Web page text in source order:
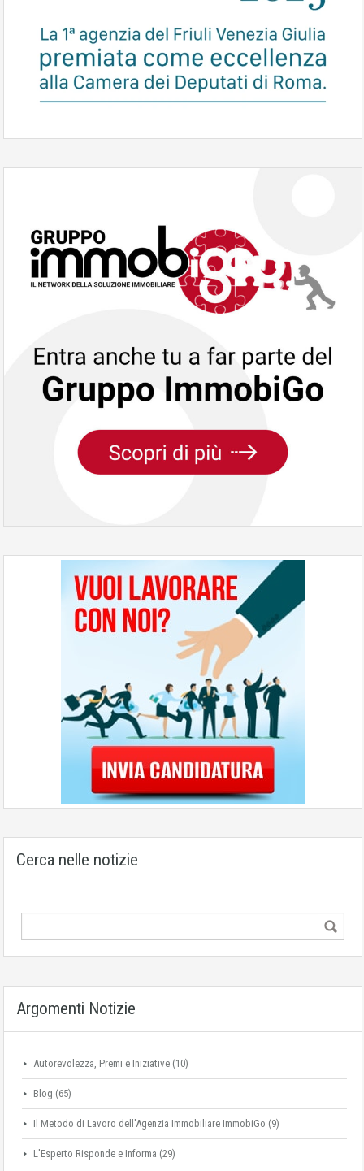
Cerca nelle notizie
Argomenti Notizie
Autorevolezza, Premi e Iniziative (10)
Blog (65)
Il Metodo di Lavoro dell'Agenzia Immobiliare ImmobiGo (9)
L'Esperto Risponde e Informa (29)